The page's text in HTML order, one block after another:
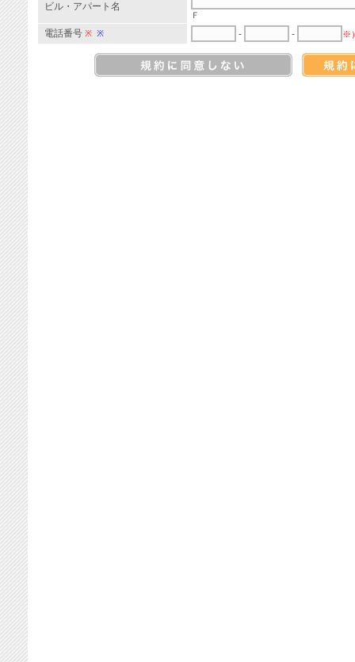
ビル・アパート名
Ｆ
電話番号 ※ ※ - - ※